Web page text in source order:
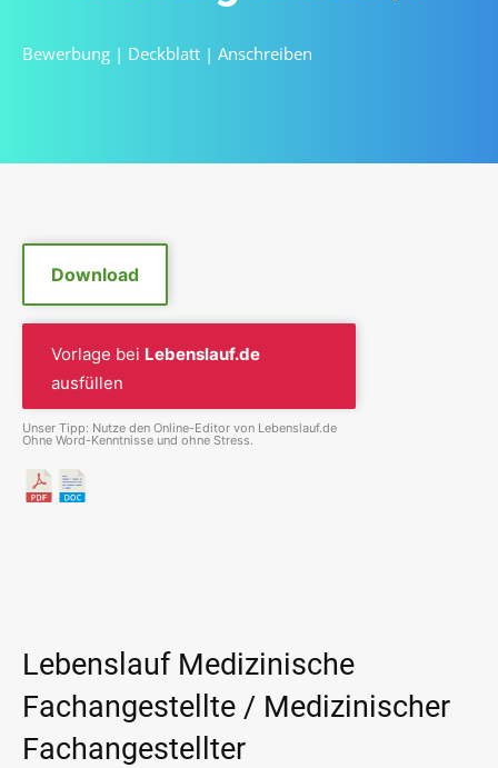
Bewerbung | Deckblatt | Anschreiben
Download
Vorlage bei Lebenslauf.de
ausfüllen
Unser Tipp: Nutze den Online-Editor von Lebenslauf.de
Ohne Word-Kenntnisse und ohne Stress.
Lebenslauf Medizinische
Fachangestellte / Medizinischer
Fachangestellter